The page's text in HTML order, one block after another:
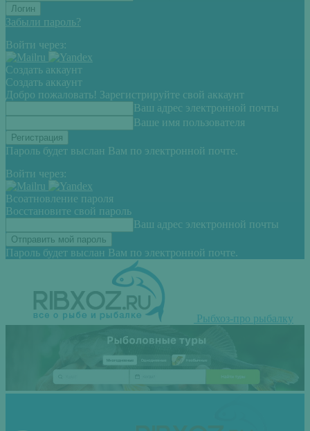
Забыли пароль?
Войти через:
Создать аккаунт
Создать аккаунт
Добро пожаловать! Зарегистрируйте свой аккаунт
Ваш адрес электронной почты
Ваше имя пользователя
Пароль будет выслан Вам по электронной почте.
Войти через:
Всоатновление пароля
Восстановите свой пароль
Ваш адрес электронной почты
Пароль будет выслан Вам по электронной почте.
Рыбхоз-про рыбалку